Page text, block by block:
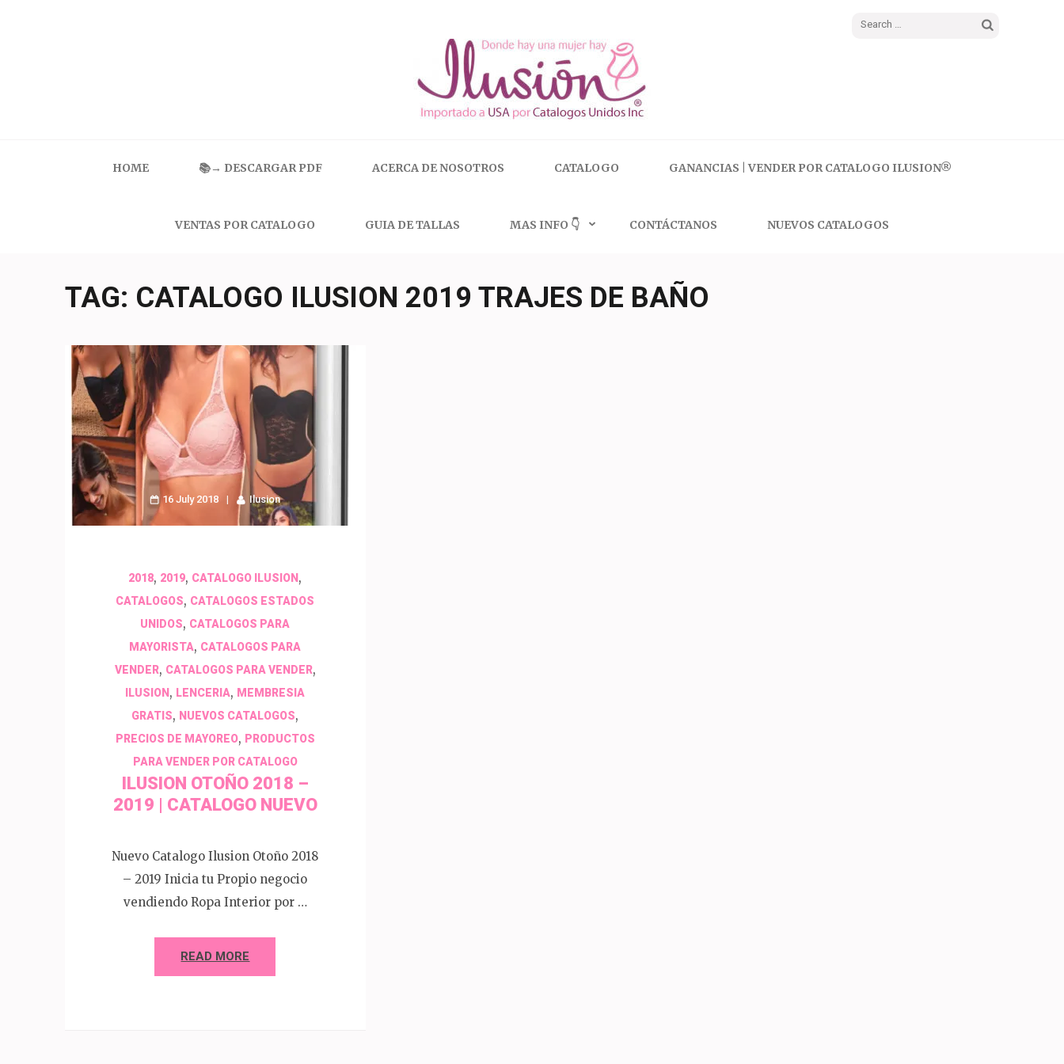
Search
HOME 📚→ DESCARGAR PDF ACERCA DE NOSOTROS CATALOGO GANANCIAS | VENDER POR CATALOGO ILUSION®
VENTAS POR CATALOGO GUIA DE TALLAS MAS INFO 👇 CONTÁCTANOS NUEVOS CATALOGOS
TAG: CATALOGO ILUSION 2019 TRAJES DE BAÑO
16 July 2018 Ilusion
2018, 2019, CATALOGO ILUSION ,
CATALOGOS, CATALOGOS ESTADOS
UNIDOS, CATALOGOS PARA
MAYORISTA, CATALOGOS PARA
VENDER, CATALOGOS PARA VENDER,
ILUSION , LENCERIA, MEMBRESIA
GRATIS, NUEVOS CATALOGOS,
PRECIOS DE MAYOREO, PRODUCTOS
PARA VENDER POR CATALOGO
ILUSION OTOÑO 2018 –
2019 | CATALOGO NUEVO
Nuevo Catalogo Ilusion Otoño 2018
– 2019 Inicia tu Propio negocio
vendiendo Ropa Interior por …
READ MORE